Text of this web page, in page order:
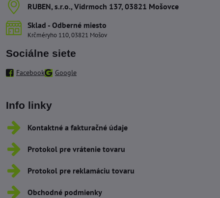
RUBEN, s​.r​.o​., Vidrmoch 137, 03821 Mošovce
Sklad - Odberné miesto
Krčméryho 110, 03821 Mošov
Sociálne siete
Facebook Google
Info linky
Kontaktné a fakturačné údaje
Protokol pre vrátenie tovaru
Protokol pre reklamáciu tovaru
Obchodné podmienky